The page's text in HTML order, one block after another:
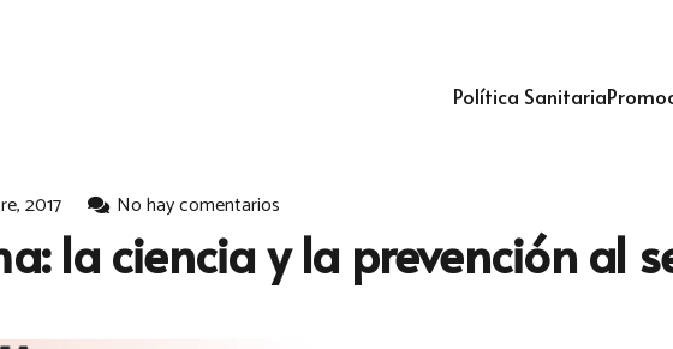
Política Sanitaria
2017 No hay comentarios
la ciencia y la prevención al